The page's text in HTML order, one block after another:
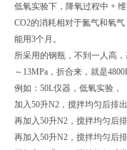
低氧实验下，降氧过程中 +
CO2的消耗相对于氮气和氧
能用3个月。
所采用的钢瓶，不到一人高
～13MPa，折合来，就是
例如：50L仪器，低氧实验，
加入50升N2，搅拌均匀后排
再加入50升N2，搅拌均匀后
再加入50升N2，搅拌均匀后